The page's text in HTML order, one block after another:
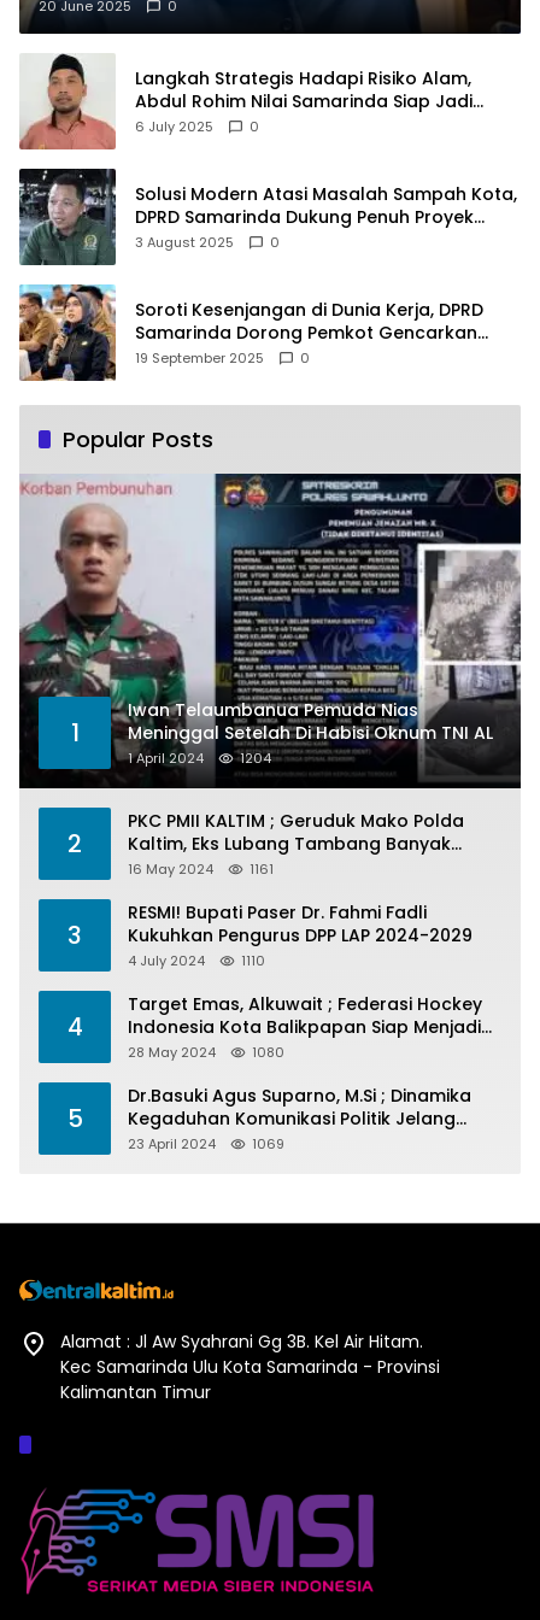
20 June 2025 0
Langkah Strategis Hadapi Risiko Alam,
Abdul Rohim Nilai Samarinda Siap Jadi
Pusat Logistik Bencana Kalimantan
6 July 2025 0
Solusi Modern Atasi Masalah Sampah Kota,
DPRD Samarinda Dukung Penuh Proyek
PLTSA
3 August 2025 0
Soroti Kesenjangan di Dunia Kerja, DPRD
Samarinda Dorong Pemkot Gencarkan
Pemberdayaan Perempuan
19 September 2025 0
Popular Posts
1
Iwan Telaumbanua Pemuda Nias
Meninggal Setelah Di Habisi Oknum TNI AL
1 April 2024 1204
2
PKC PMII KALTIM ; Geruduk Mako Polda
Kaltim, Eks Lubang Tambang Banyak
Menelan Korban
16 May 2024 1161
3
RESMI! Bupati Paser Dr. Fahmi Fadli
Kukuhkan Pengurus DPP LAP 2024-2029
4 July 2024 1110
4
Target Emas, Alkuwait ; Federasi Hockey
Indonesia Kota Balikpapan Siap Menjadi
Barometer Prestasi Di Kaltim
28 May 2024 1080
5
Dr.Basuki Agus Suparno, M.Si ; Dinamika
Kegaduhan Komunikasi Politik Jelang
Pesta Politik 2024
23 April 2024 1069
Alamat : Jl Aw Syahrani Gg 3B. Kel Air Hitam.
Kec Samarinda Ulu Kota Samarinda - Provinsi
Kalimantan Timur